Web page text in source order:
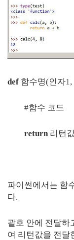
def 함수명(인자1,
#함수 코드
return 리턴
파이썬에서는 함
다.
괄호 안에 전달하
여 리턴값을 전달